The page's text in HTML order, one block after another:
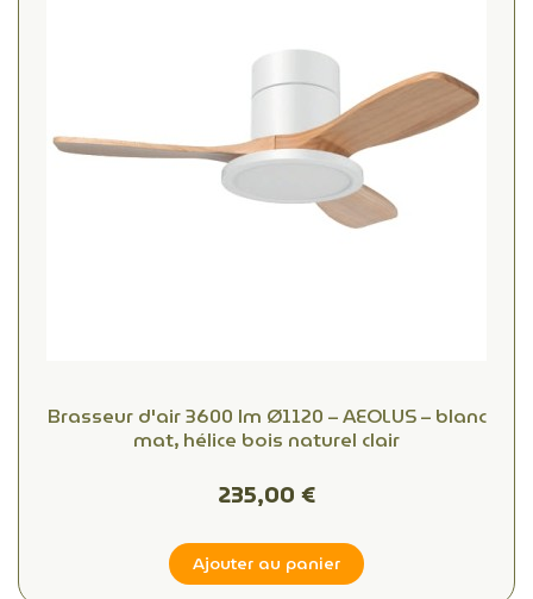
Brasseur d'air 3600 lm Ø1120 – AEOLUS – blanc
mat, hélice bois naturel clair
235,00 €
Ajouter au panier